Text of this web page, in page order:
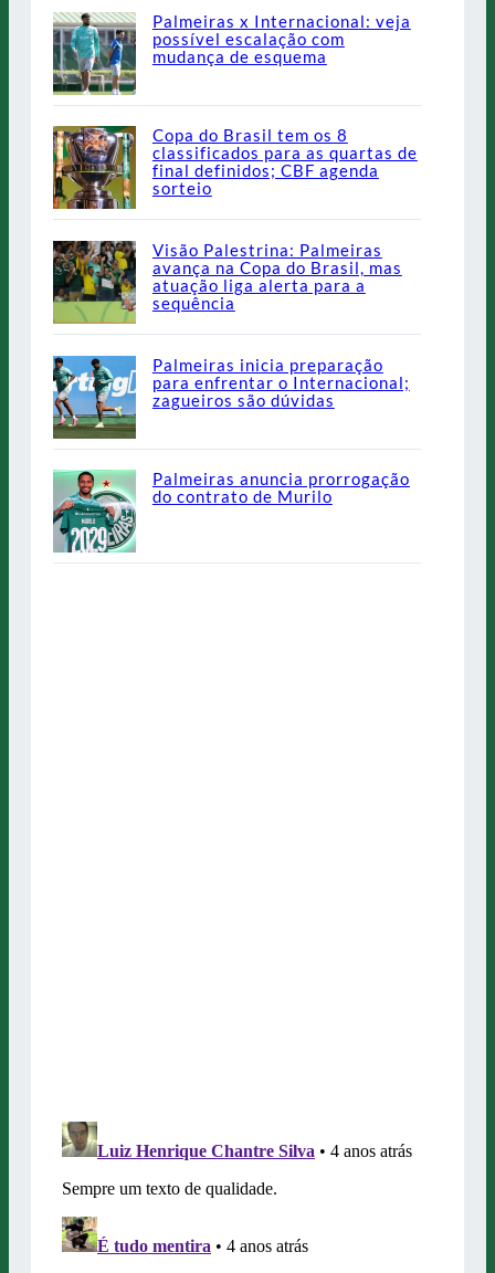
Palmeiras x Internacional: veja
possível escalação com
mudança de esquema
Copa do Brasil tem os 8
classificados para as quartas de
final definidos; CBF agenda
sorteio
Visão Palestrina: Palmeiras
avança na Copa do Brasil, mas
atuação liga alerta para a
sequência
Palmeiras inicia preparação
para enfrentar o Internacional;
zagueiros são dúvidas
Palmeiras anuncia prorrogação
do contrato de Murilo